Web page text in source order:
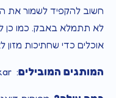
חשוב להקפיד לשמור את
לא תתמלא באבק. כמו כן
אוכלים כדי שחתיכות מזון
המותגים המובילים: Suzuki, Hohner, Seydel, Lee Oskar